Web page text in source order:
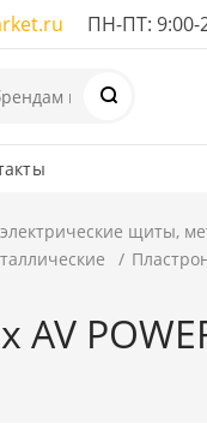
ПН-ПТ: 9:00-
щиты,